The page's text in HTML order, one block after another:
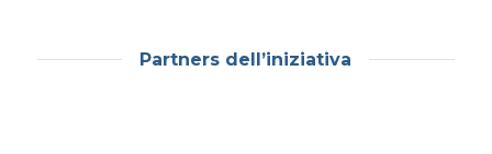
Partners dell’iniziativa